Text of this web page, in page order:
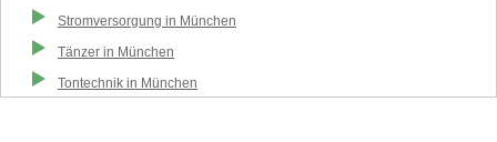
Stromversorgung in München
Tänzer in München
Tontechnik in München